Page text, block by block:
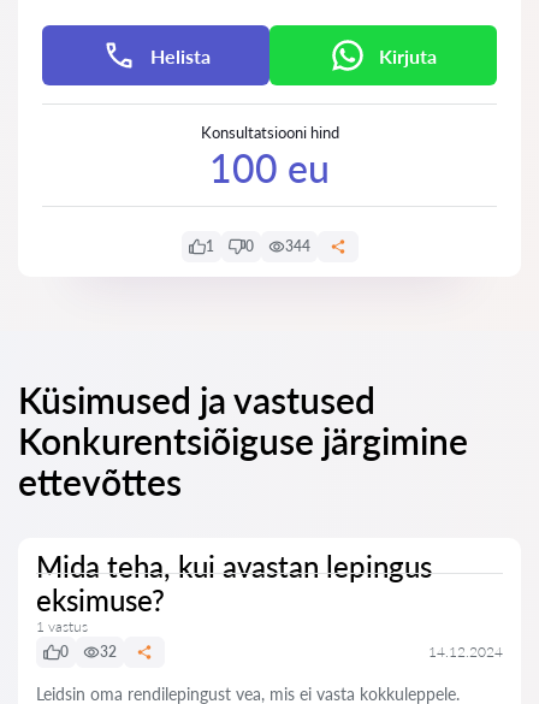
Helista Kirjuta
Konsultatsiooni hind
100 eu
1 0 344
Küsimused ja vastused
Konkurentsiõiguse järgimine
ettevõttes
Mida teha, kui avastan lepingus
eksimuse?
1 vastus
0
32 14.12.2024
Leidsin oma rendilepingust vea, mis ei vasta kokkuleppele.